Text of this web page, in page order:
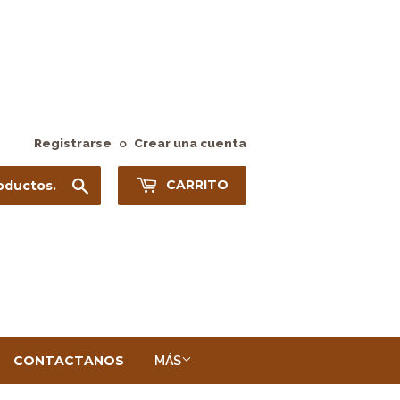
Registrarse o Crear una cuenta
Buscar CARRITO
CONTACTANOS MÁS